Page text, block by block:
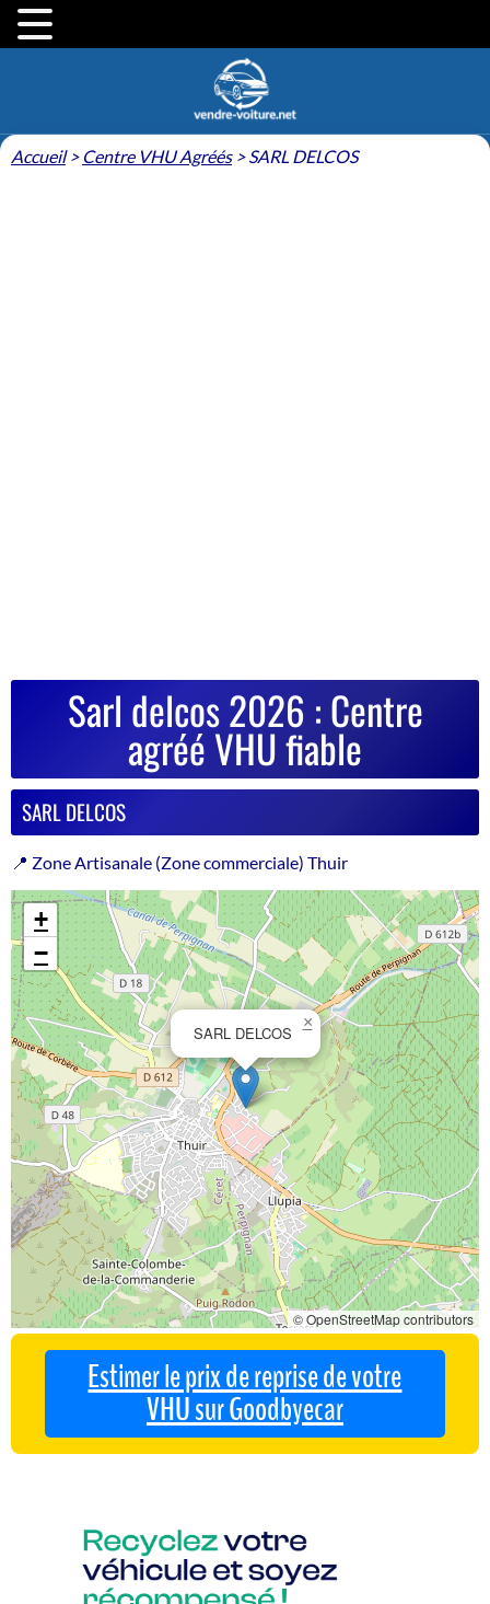
Accueil> Centre VHU Agréés>SARL DELCOS
Sarl delcos 2026 : Centre
agréé VHU fiable
SARL DELCOS
📍 Zone Artisanale (Zone commerciale) Thuir
SARL DELCOS
×
+
−
© OpenStreetMap contributors
Estimer le prix de reprise de votre
VHU sur Goodbyecar